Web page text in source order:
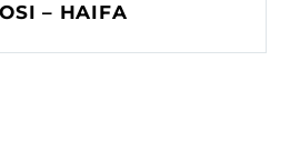
– HAIFA